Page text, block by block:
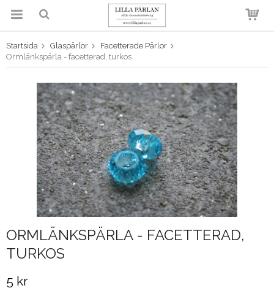
Produkten har blivit tillagd i
varukorgen
Startsida Glaspärlor
Facetterade Pärlor
Ormlänkspärla - facetterad, turkos
ORMLÄNKSPÄRLA - FACETTERAD,
TURKOS
5 kr